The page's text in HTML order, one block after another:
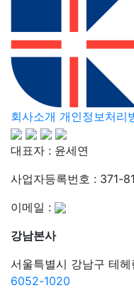
회사소개 개인정보처리
대표자 : 윤세연
사업자등록번호 : 371-
이메일 :
강남본사
서울특별시 강남구 테
6052-1020